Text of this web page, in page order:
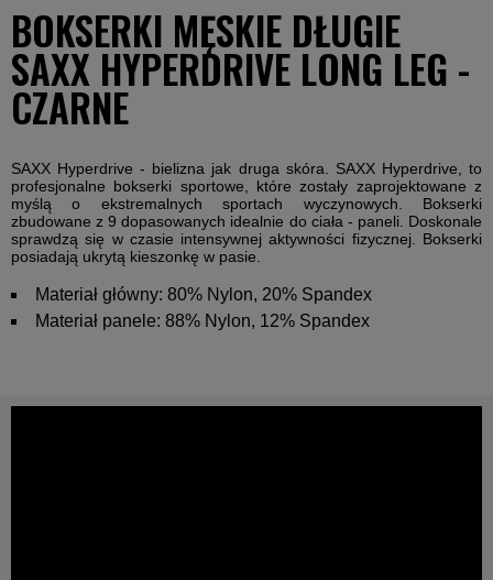
BOKSERKI MĘSKIE DŁUGIE
SAXX HYPERDRIVE LONG LEG -
CZARNE
SAXX Hyperdrive - bielizna jak druga skóra. SAXX Hyperdrive, to
profesjonalne bokserki sportowe, które zostały zaprojektowane z
myślą o ekstremalnych sportach wyczynowych. Bokserki
zbudowane z 9 dopasowanych idealnie do ciała - paneli. Doskonale
sprawdzą się w czasie intensywnej aktywności fizycznej. Bokserki
posiadają ukrytą kieszonkę w pasie.
Materiał główny: 80% Nylon, 20% Spandex
Materiał panele: 88% Nylon, 12% Spandex